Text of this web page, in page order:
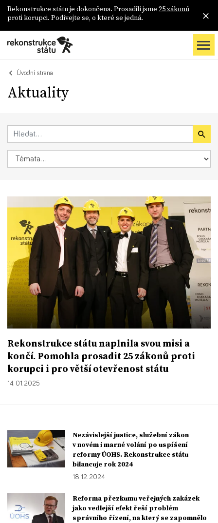
Rekonstrukce státu je dokončena. Prosadili jsme 25 zákonů
proti korupci. Podívejte se, o které se jedná.
Úvodní strana
Aktuality
Rekonstrukce státu naplnila svou misi a
končí. Pomohla prosadit 25 zákonů proti
korupci i pro větší otevřenost státu
14. 01. 2025
Nezávislejší justice, služební zákon
v novém i marné volání po uspíšení
reformy ÚOHS. Rekonstrukce státu
bilancuje rok 2024
18. 12. 2024
Reforma přezkumu veřejných zakázek
jako vedlejší efekt řeší problém
správního řízení, na který se zapomnělo